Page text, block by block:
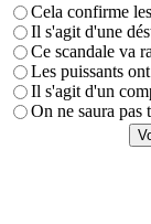
Cela confirme
Il s'agit d'une
Ce scandale va
Les puissants
Il s'agit d'un
On ne saura pas